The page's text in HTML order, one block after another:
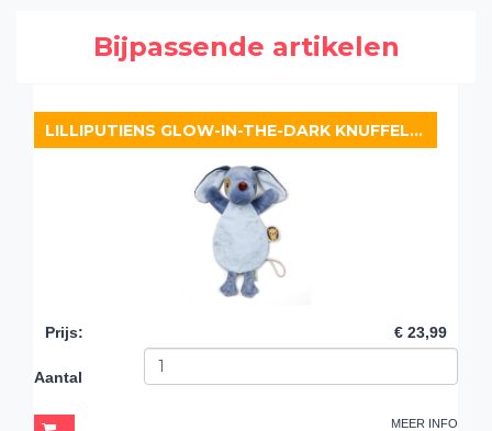
Bijpassende artikelen
LILLIPUTIENS GLOW-IN-THE-DARK KNUFFELDOEKJE HOND JULES
Prijs: € 23,99
Aantal
MEER INFO